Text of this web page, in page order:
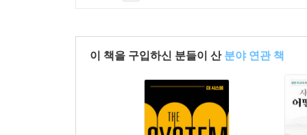
이 책을 구입하신 분들이 산 분야 연관 책